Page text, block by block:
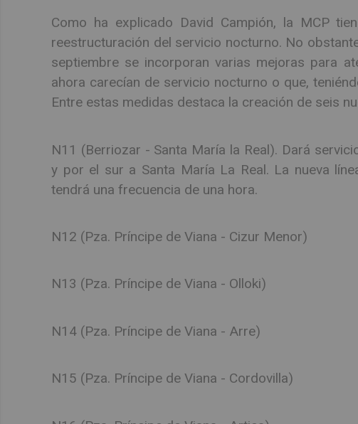
Como ha explicado David Campión, la MCP
reestructuración del servicio nocturno. No
septiembre se incorporan varias mejoras para
ahora carecían de servicio nocturno o que,
Entre estas medidas destaca la creación de seis
N11 (Berriozar - Santa María la Real). Dará
y por el sur a Santa María La Real. La nueva
tendrá una frecuencia de una hora.
N12 (Pza. Príncipe de Viana - Cizur Menor)
N13 (Pza. Príncipe de Viana - Olloki)
N14 (Pza. Príncipe de Viana - Arre)
N15 (Pza. Príncipe de Viana - Cordovilla)